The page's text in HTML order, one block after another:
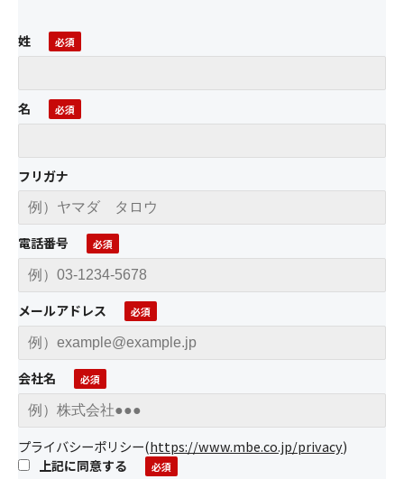
姓
名
フリガナ
電話番号
メールアドレス
会社名
プライバシーポリシー(https://www.mbe.co.jp/privacy)
上記に同意する